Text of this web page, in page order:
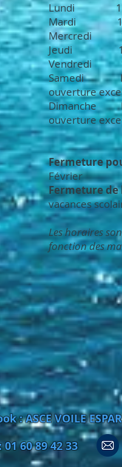
Lundi
Mardi
Mercredi
Jeudi
Vendredi
Samedi
ouverture
Dimanche
ouverture
Fermeture
Février
Fermeture de
vacances
Les horaires
fonction des
: ASCE VOILE ESPAR
60 89 42 33